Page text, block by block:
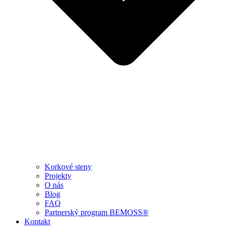
Korkové steny
Projekty
O nás
Blog
FAQ
Partnerský program BEMOSS®
Kontakt